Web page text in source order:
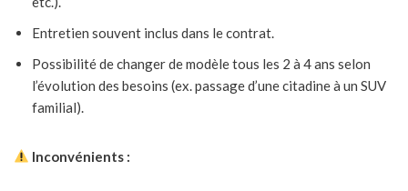
Entretien souvent inclus dans le contrat.
Possibilité de changer de modèle tous les 2 à 4 ans selon
l’évolution des besoins (ex. passage d’une citadine à un SUV
familial).
Inconvénients :